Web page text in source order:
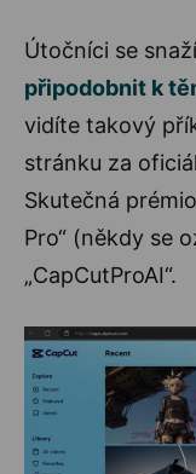
Útočníci se
připodobnit k
vidíte takový
stránku za
Skutečná
Pro“ (někdy se
„CapCutProAI“.